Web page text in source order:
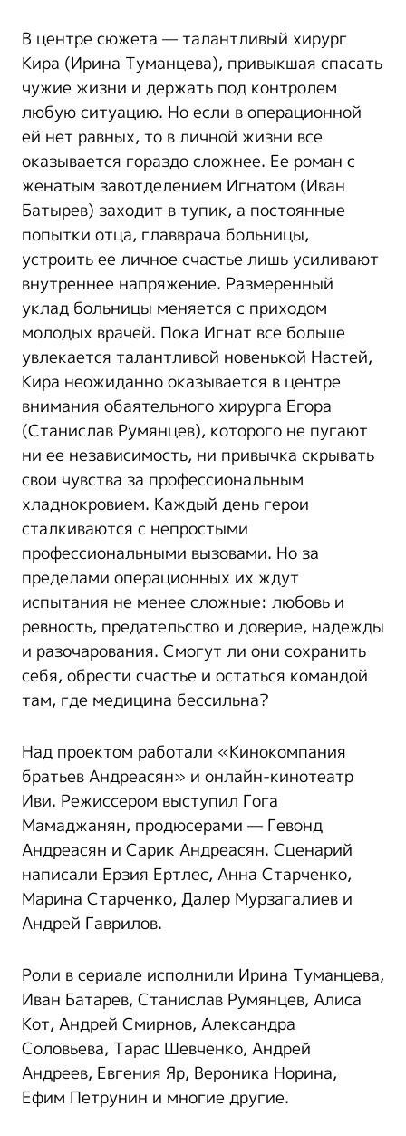
В центре сюжета — талантливый хирург
Кира (Ирина Туманцева), привыкшая спасать
чужие жизни и держать под контролем
любую ситуацию. Но если в операционной
ей нет равных, то в личной жизни все
оказывается гораздо сложнее. Ее роман с
женатым завотделением Игнатом (Иван
Батырев) заходит в тупик, а постоянные
попытки отца, главврача больницы,
устроить ее личное счастье лишь усиливают
внутреннее напряжение. Размеренный
уклад больницы меняется с приходом
молодых врачей. Пока Игнат все больше
увлекается талантливой новенькой Настей,
Кира неожиданно оказывается в центре
внимания обаятельного хирурга Егора
(Станислав Румянцев), которого не пугают
ни ее независимость, ни привычка скрывать
свои чувства за профессиональным
хладнокровием. Каждый день герои
сталкиваются с непростыми
профессиональными вызовами. Но за
пределами операционных их ждут
испытания не менее сложные: любовь и
ревность, предательство и доверие, надежды
и разочарования. Смогут ли они сохранить
себя, обрести счастье и остаться командой
там, где медицина бессильна?
Над проектом работали «Кинокомпания
братьев Андреасян» и онлайн-кинотеатр
Иви. Режиссером выступил Гога
Мамаджанян, продюсерами — Гевонд
Андреасян и Сарик Андреасян. Сценарий
написали Ерзия Ертлес, Анна Старченко,
Марина Старченко, Далер Мурзагалиев и
Андрей Гаврилов.
Роли в сериале исполнили Ирина Туманцева,
Иван Батарев, Станислав Румянцев, Алиса
Кот, Андрей Смирнов, Александра
Соловьева, Тарас Шевченко, Андрей
Андреев, Евгения Яр, Вероника Норина,
Ефим Петрунин и многие другие.